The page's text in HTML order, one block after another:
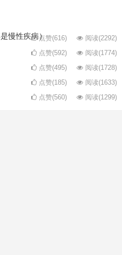
慢性疾病）点赞(616) 阅读(2292)
点赞(592) 阅读(1774)
点赞(495) 阅读(1728)
点赞(185) 阅读(1633)
点赞(560) 阅读(1299)